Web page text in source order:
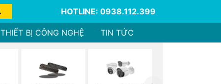
HOTLINE: 0938.112.399
THIẾT BỊ CÔNG NGHỆ TIN TỨC